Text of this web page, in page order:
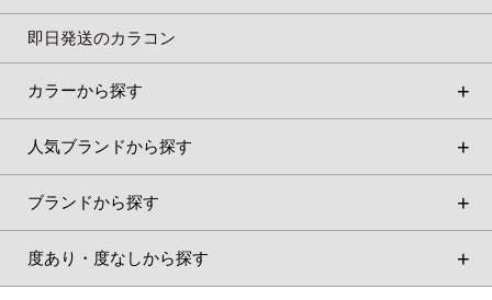
即日発送のカラコン
カラーから探す
人気ブランドから探す
ブランドから探す
度あり・度なしから探す